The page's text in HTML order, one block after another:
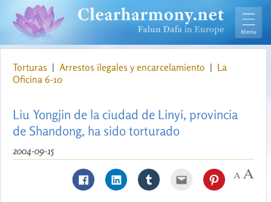
Torturas | Arrestos ilegales y encarcelamiento | La
Oficina 6-10
Liu Yongjin de la ciudad de Linyi, provincia
de Shandong, ha sido torturado
2004-09-15